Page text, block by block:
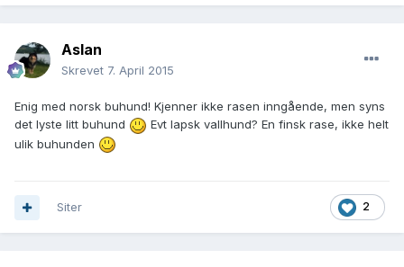
Aslan
Skrevet 7. April 2015
Enig med norsk buhund! Kjenner ikke rasen inngående, men syns
det lyste litt buhund
Evt lapsk vallhund? En finsk rase, ikke helt
ulik buhunden
2
Siter